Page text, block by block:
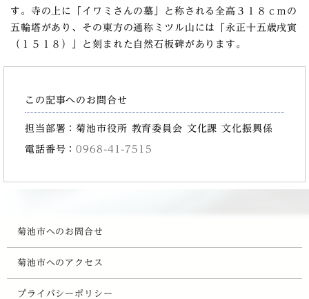
す。寺の上に「イワミさんの墓」と称される全高３１８ｃｍの
五輪塔があり、その東方の通称ミツル山には「永正十五歳戌寅
（１５１８）」と刻まれた自然石板碑があります。
この記事へのお問合せ
担当部署：菊池市役所 教育委員会 文化課 文化振興係
電話番号：0968-41-7515
菊池市へのお問合せ
菊池市へのアクセス
プライバシーポリシー